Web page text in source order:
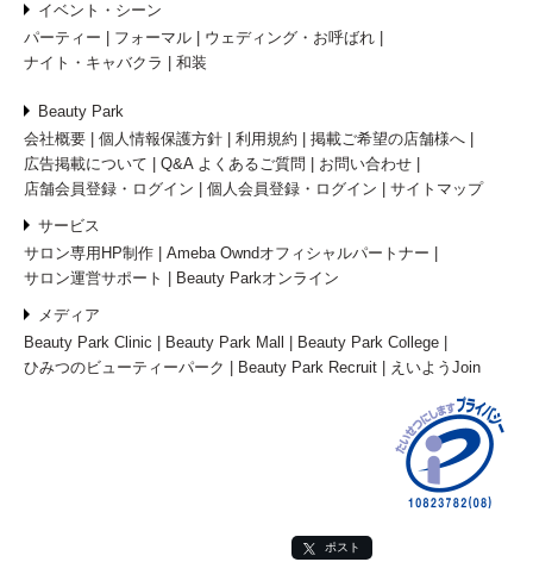
イベント・シーン
パーティー
フォーマル
ウェディング・お呼ばれ
ナイト・キャバクラ
和装
Beauty Park
会社概要
個人情報保護方針 利用規約
掲載ご希望の店舗様へ
広告掲載について
Q&A よくあるご質問
お問い合わせ
店舗会員登録・ログイン
個人会員登録・ログイン サイトマップ
サービス
サロン専用HP制作
Ameba Owndオフィシャルパートナー
サロン運営サポート
Beauty Parkオンライン
メディア
Beauty Park Clinic
Beauty Park Mall
Beauty Park College
ひみつのビューティーパーク
Beauty Park Recruit えいようJoin
ポスト